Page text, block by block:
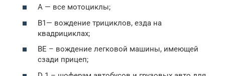
А — все мотоциклы;
В1— вождение трициклов, езда на
квадрициклах;
BE – вождение легковой машины, имеющей
сзади прицеп;